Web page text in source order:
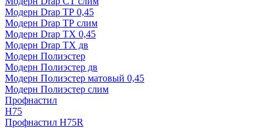
Модерн Drap ТР 0,45
Модерн Drap ТР слим
Модерн Drap ТХ 0,45
Модерн Drap ТХ дв
Модерн Полиэстер
Модерн Полиэстер дв
Модерн Полиэстер матовый 0,45
Модерн Полиэстер слим
Профнастил
H75
Профнастил H75R